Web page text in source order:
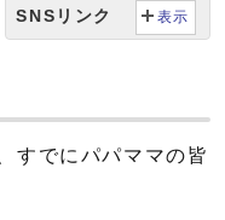
SNSリンク 表示
すでにパパママの皆